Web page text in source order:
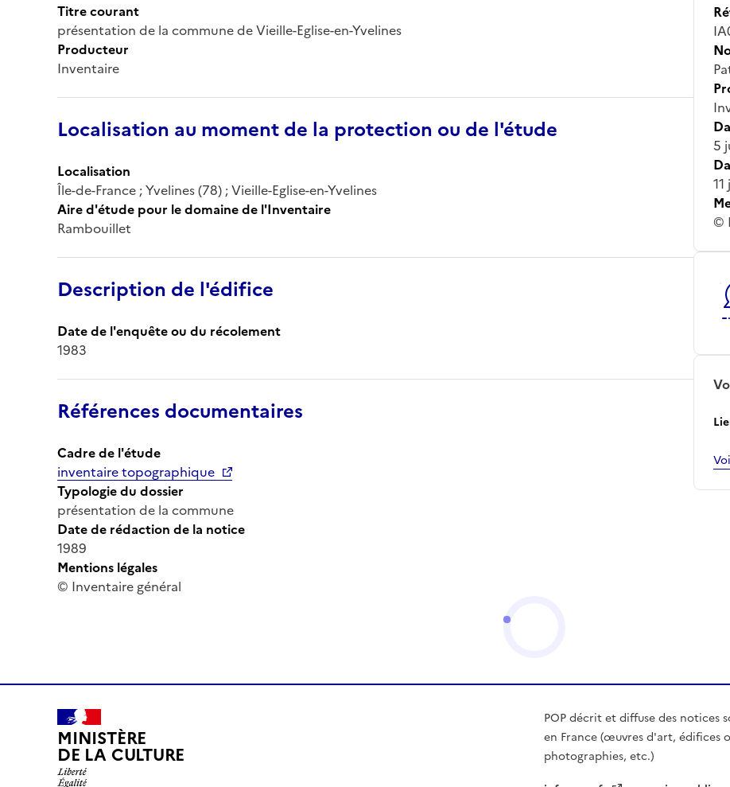
Titre courant
présentation de la commune de Vieille-Eglise-en-Yvelines
Producteur
Inventaire
Localisation au moment de la protection ou de l'étude
Localisation
Île-de-France ; Yvelines (78) ; Vieille-Eglise-en-Yvelines
Aire d'étude pour le domaine de l'Inventaire
Rambouillet
Description de l'édifice
Date de l'enquête ou du récolement
1983
Références documentaires
Cadre de l'étude
inventaire topographique
Typologie du dossier
présentation de la commune
Date de rédaction de la notice
1989
Mentions légales
© Inventaire général
5
©
MINISTÈRE
DE LA CULTURE
POP décrit et diffuse des notices
en France (œuvres d'art, édifices
photographies, etc.)